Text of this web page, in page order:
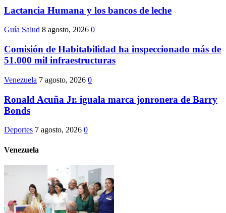
Lactancia Humana y los bancos de leche
Guía Salud 8 agosto, 2026 0
Comisión de Habitabilidad ha inspeccionado más de
51.000 mil infraestructuras
Venezuela 7 agosto, 2026 0
Ronald Acuña Jr. iguala marca jonronera de Barry
Bonds
Deportes 7 agosto, 2026 0
Venezuela